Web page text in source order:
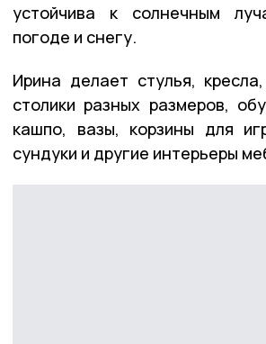
устойчива к солнечным
погоде и снегу.
Ирина делает стулья,
столики разных размеров,
кашпо, вазы, корзины для
сундуки и другие интерьеры